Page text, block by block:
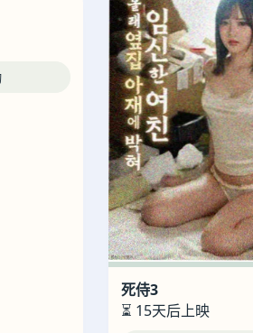
死侍3
⏳ 15天后上映